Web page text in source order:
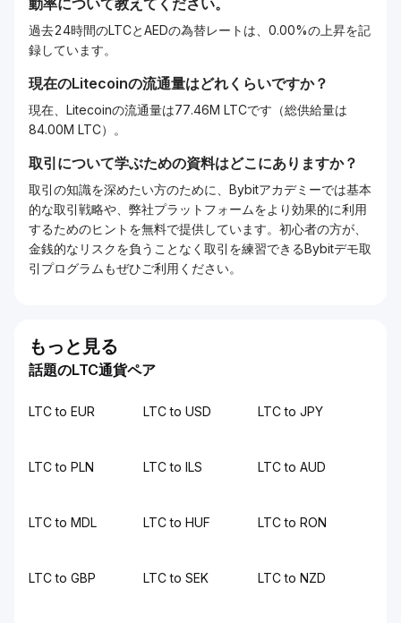
動率について教えてください。
過去24時間のLTCとAEDの為替レートは、0.00%の上昇を記
録しています。
現在のLitecoinの流通量はどれくらいですか？
現在、Litecoinの流通量は77.46M LTCです（総供給量は
84.00M LTC）。
取引について学ぶための資料はどこにありますか？
取引の知識を深めたい方のために、Bybitアカデミーでは基本
的な取引戦略や、弊社プラットフォームをより効果的に利用
するためのヒントを無料で提供しています。初心者の方が、
金銭的なリスクを負うことなく取引を練習できるBybitデモ取
引プログラムもぜひご利用ください。
もっと見る
話題のLTC通貨ペア
LTC to EUR LTC to USD LTC to JPY
LTC to PLN LTC to ILS LTC to AUD
LTC to MDL LTC to HUF LTC to RON
LTC to GBP LTC to SEK LTC to NZD